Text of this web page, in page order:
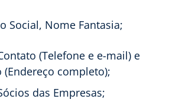
Social, Nome Fantasia;
(Telefone e e-mail) e
(Endereço completo);
das Empresas;